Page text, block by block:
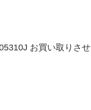
お買い取りさせ